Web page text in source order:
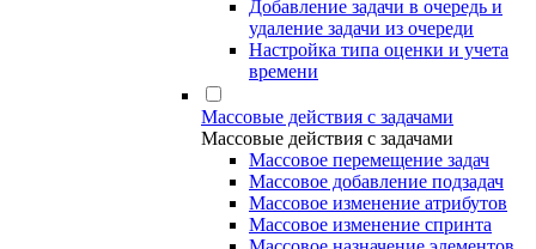
Добавление задачи в очередь и
удаление задачи из очереди
Настройка типа оценки и учета
времени
Массовые действия с задачами
Массовые действия с задачами
Массовое перемещение задач
Массовое добавление подзадач
Массовое изменение атрибутов
Массовое изменение спринта